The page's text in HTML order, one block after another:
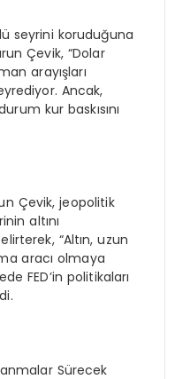
seyrini koruduğuna
Çevik, “Dolar
arayışları
Ancak,
kur baskısını
Çevik, jeopolitik
altını
“Altın, uzun
aracı olmaya
FED’in politikaları
Sürecek